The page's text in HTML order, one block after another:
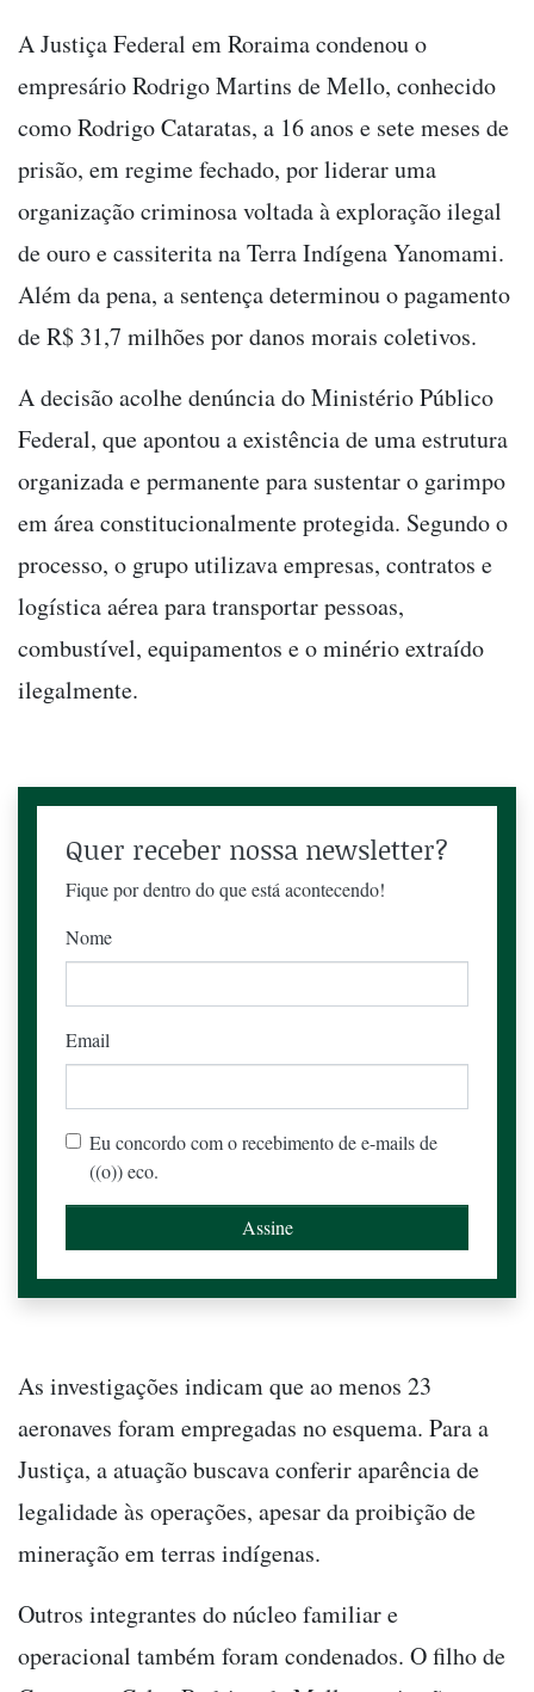
A Justiça Federal em Roraima condenou o
empresário Rodrigo Martins de Mello, conhecido
como Rodrigo Cataratas, a 16 anos e sete meses de
prisão, em regime fechado, por liderar uma
organização criminosa voltada à exploração ilegal
de ouro e cassiterita na Terra Indígena Yanomami.
Além da pena, a sentença determinou o pagamento
de R$ 31,7 milhões por danos morais coletivos.
A decisão acolhe denúncia do Ministério Público
Federal, que apontou a existência de uma estrutura
organizada e permanente para sustentar o garimpo
em área constitucionalmente protegida. Segundo o
processo, o grupo utilizava empresas, contratos e
logística aérea para transportar pessoas,
combustível, equipamentos e o minério extraído
ilegalmente.
Quer receber nossa newsletter?
Fique por dentro do que está acontecendo!
Nome
Email
Eu concordo com o recebimento de e-mails de
((o)) eco.
As investigações indicam que ao menos 23
aeronaves foram empregadas no esquema. Para a
Justiça, a atuação buscava conferir aparência de
legalidade às operações, apesar da proibição de
mineração em terras indígenas.
Outros integrantes do núcleo familiar e
operacional também foram condenados. O filho de